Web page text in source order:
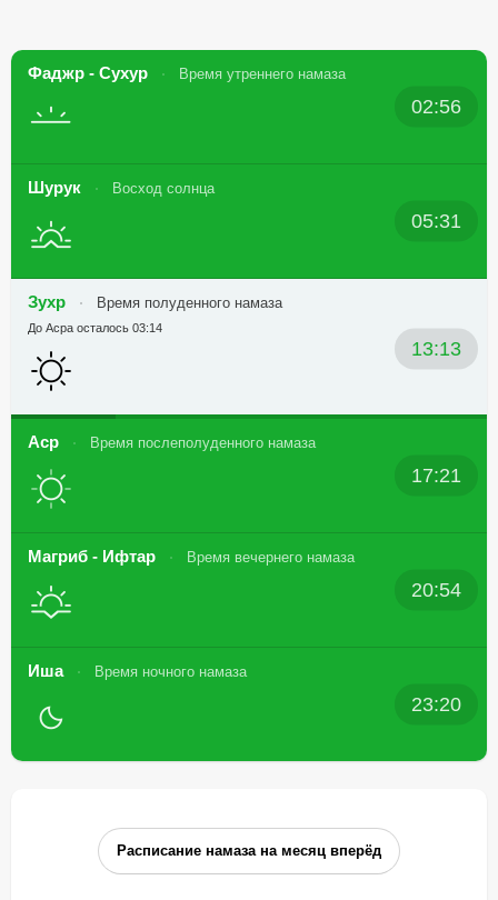
Фаджр - Сухур Время утреннего намаза
02:56
Шурук Восход солнца
05:31
Зухр Время полуденного намаза
13:13
До Асра осталось 03:14
Аср Время послеполуденного намаза
17:21
Магриб - Ифтар Время вечернего намаза
20:54
Иша Время ночного намаза
23:20
Расписание намаза на месяц вперёд